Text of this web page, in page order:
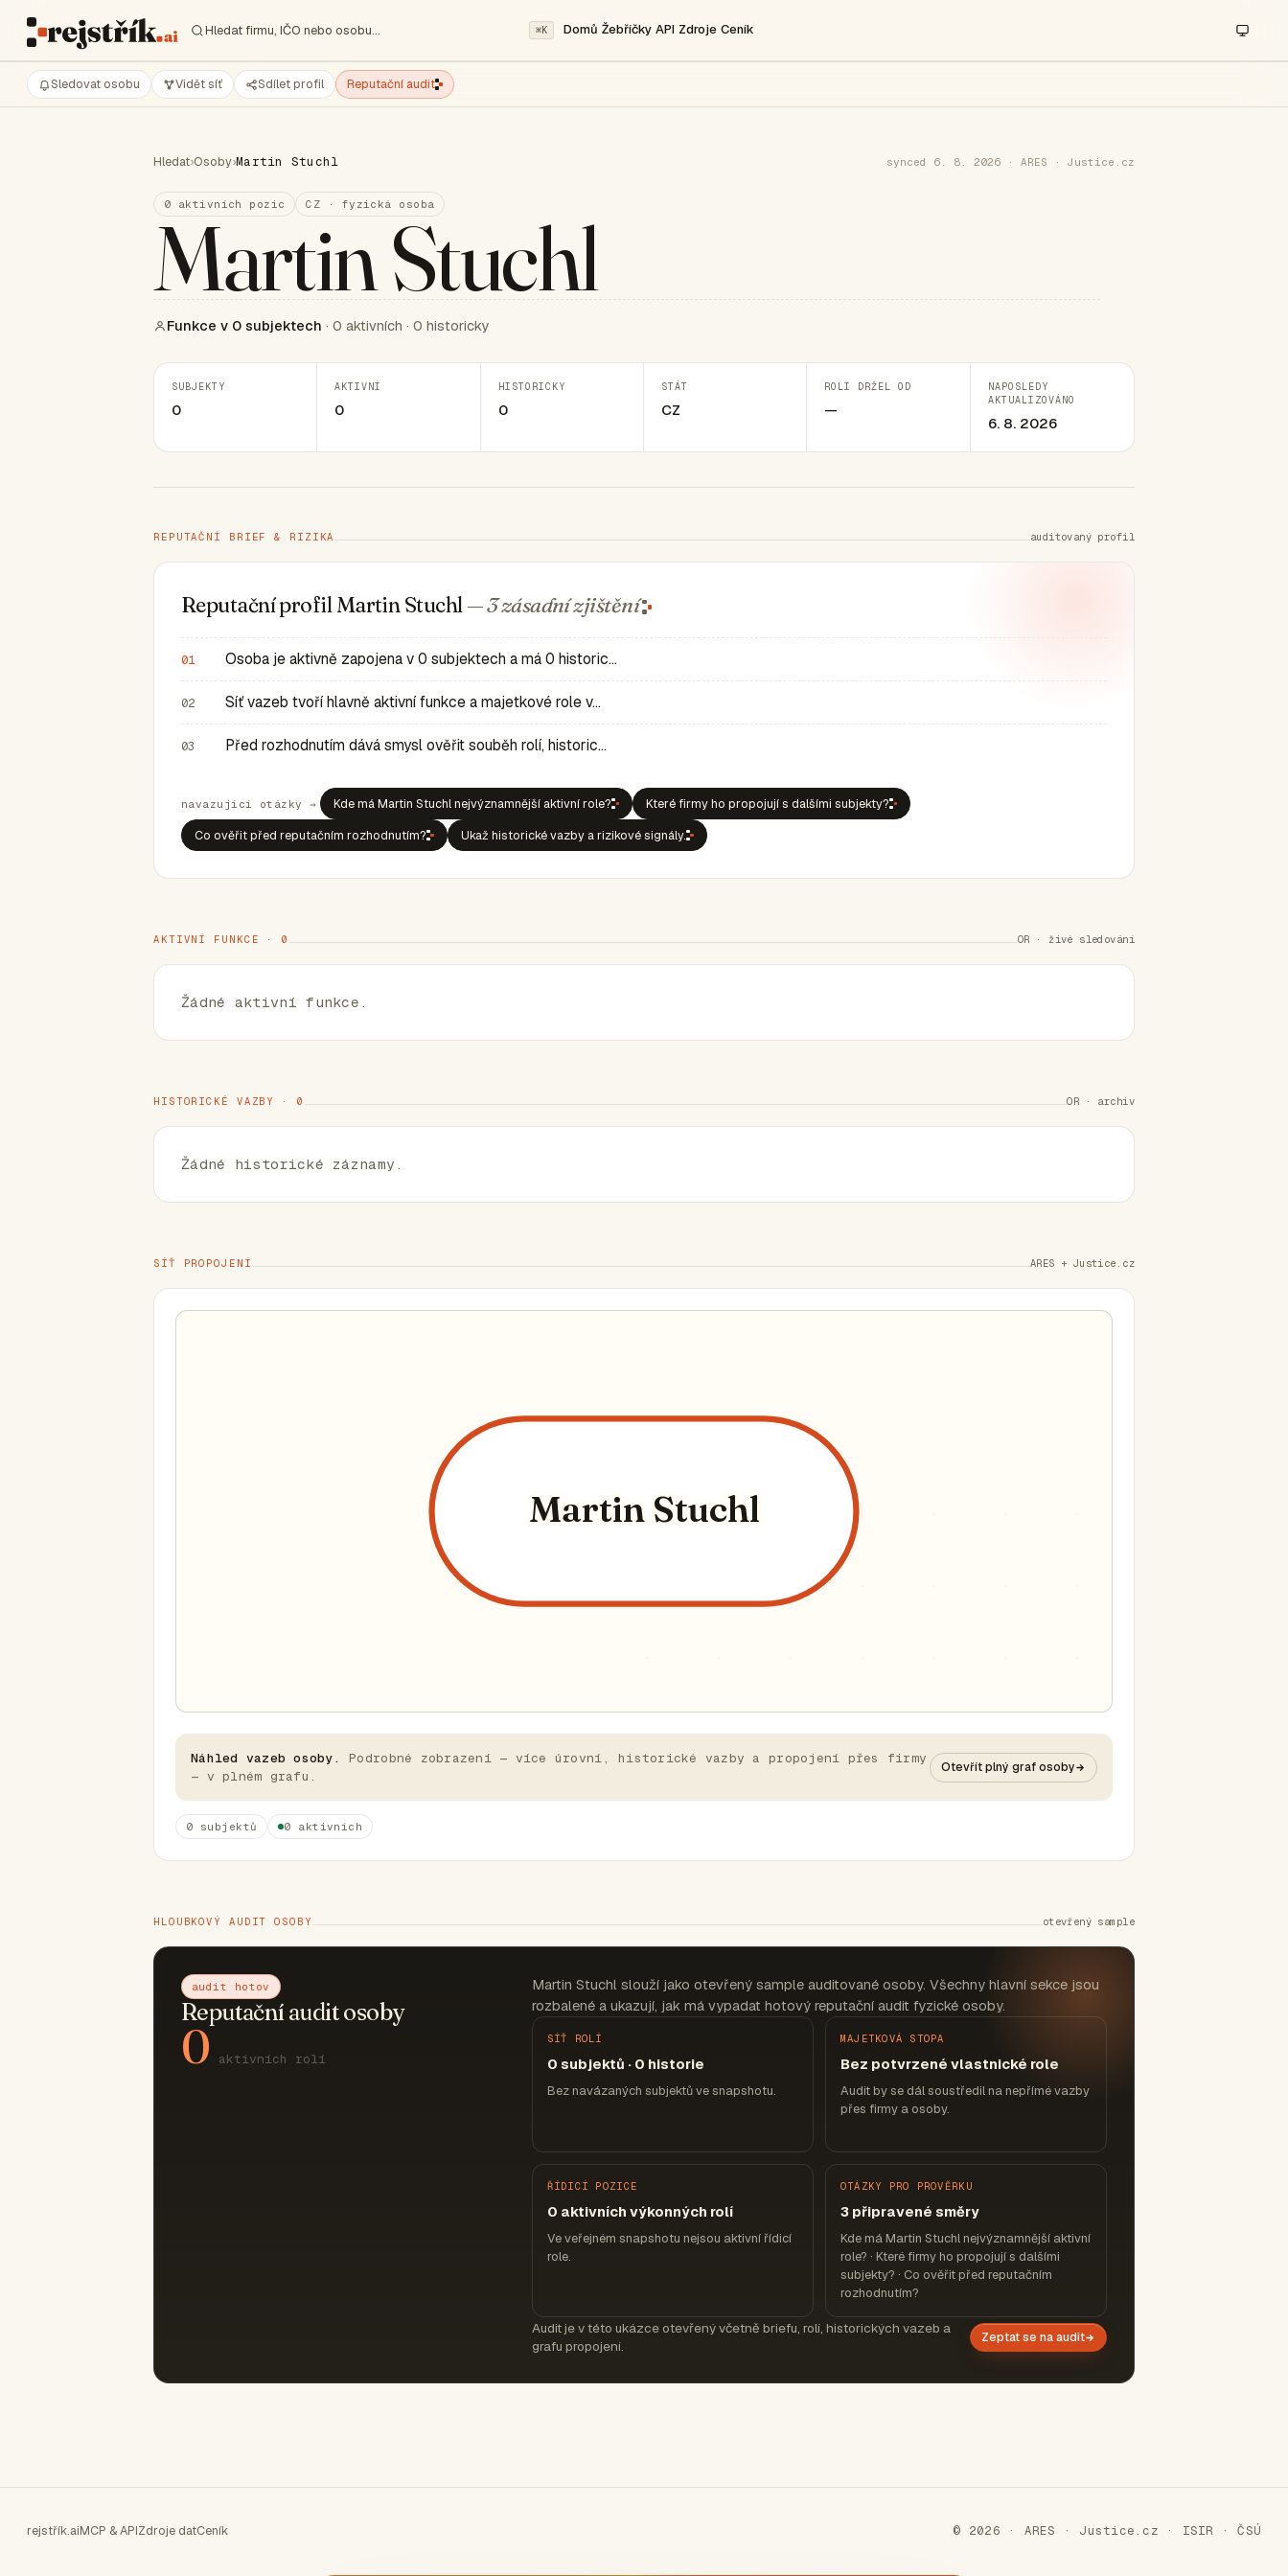
Hledat firmu, IČO nebo osobu… ⌘K Domů Žebříčky API Zdroje Ceník
Sledovat osobu Vidět síť Sdílet profil Reputační audit
Hledat›Osoby›Martin Stuchl synced 6. 8. 2026 · ARES · Justice.cz
0 aktivních pozic CZ · fyzická osoba
Martin Stuchl
Funkce v 0 subjektech · 0 aktivních · 0 historicky
SUBJEKTY
0
AKTIVNÍ
0
HISTORICKY
0
STÁT
CZ
ROLI DRŽEL OD
—
NAPOSLEDY
AKTUALIZOVÁNO
6. 8. 2026
REPUTAČNÍ BRIEF & RIZIKA auditovaný profil
Reputační profil Martin Stuchl— 3 zásadnízjištění
01 Osoba je aktivně zapojena v 0 subjektech a má 0 historic…
02 Síť vazeb tvoří hlavně aktivní funkce a majetkové role v…
03 Před rozhodnutím dává smysl ověřit souběh rolí, historic…
navazující otázky → Kde má Martin Stuchl nejvýznamnější aktivní role?
Které firmy ho propojují s dalšími subjekty?
Co ověřit před reputačním rozhodnutím?
Ukaž historické vazby a rizikové signály.
AKTIVNÍ FUNKCE · 0 OR · živé sledování
Žádné aktivní funkce.
HISTORICKÉ VAZBY · 0 OR · archiv
Žádné historické záznamy.
SÍŤ PROPOJENÍ ARES + Justice.cz
Martin Stuchl
Náhled vazeb osoby.
Podrobné zobrazení — více úrovní, historické vazby a propojení přes firmy
— v plném grafu.
Otevřít plný graf osoby
0 subjektů 0 aktivních
HLOUBKOVÝ AUDIT OSOBY otevřený sample
audit hotov
Reputační audit osoby
0 aktivních rolí
Martin Stuchl slouží jako otevřený sample auditované osoby. Všechny hlavní sekce jsou
rozbalené a ukazují, jak má vypadat hotový reputační audit fyzické osoby.
SÍŤ ROLÍ
0 subjektů · 0 historie
Bez navázaných subjektů ve snapshotu.
MAJETKOVÁ STOPA
Bez potvrzené vlastnické role
Audit by se dál soustředil na nepřímé vazby
přes firmy a osoby.
ŘÍDICÍ POZICE
0 aktivních výkonných rolí
Ve veřejném snapshotu nejsou aktivní řídicí
role.
OTÁZKY PRO PROVĚRKU
3 připravené směry
Kde má Martin Stuchl nejvýznamnější aktivní
role? · Které firmy ho propojují s dalšími
subjekty? · Co ověřit před reputačním
rozhodnutím?
Audit je v této ukázce otevřený včetně briefu, rolí, historických vazeb a
grafu propojení.
Zeptat se na audit
rejstřík.aiMCP & APIZdroje datCeník © 2026 · ARES · Justice.cz · ISIR · ČSÚ